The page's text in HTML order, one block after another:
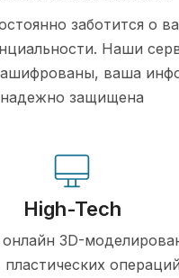
заботится о
Наши
ваша
надежно защищена
High-Tech
3D-
пластических